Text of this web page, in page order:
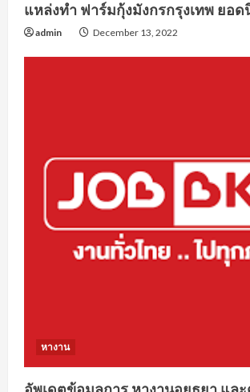
แหล่งทำ ฟาร์มกุ้งมังกรกรุงเทพ ยอด
admin December 13, 2022
หางาน